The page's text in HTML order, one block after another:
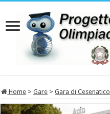
Home > Gare > Gara di Cesenatico